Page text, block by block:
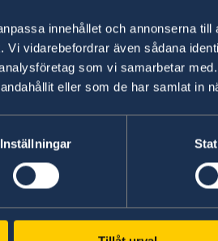
innehållet och annonserna
vidarebefordrar även sådana
som vi samarbetar
eller som de har samlat in
Inställningar
World Cup 2023
nerUD Resklar –
aktivera pushnotiser för det
anmäler du dig till
Sverige!